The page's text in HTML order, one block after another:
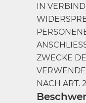
IN
ZWECKE
NACH ART.